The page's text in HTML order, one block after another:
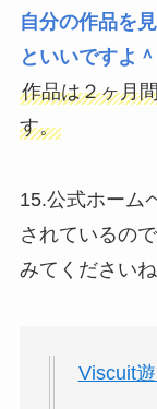
自分の作品を
といいですよ
作品は２ヶ月
す。
15.公式ホーム
されているの
みてくださいね
Viscuit